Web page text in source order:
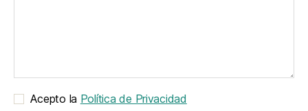
Acepto la Política de Privacidad